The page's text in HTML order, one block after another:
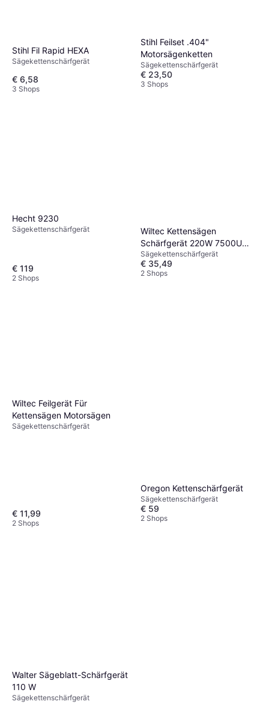
Stihl Fil Rapid HEXA
Sägekettenschärfgerät
€ 6,58
3 Shops
Stihl Feilset .404"
Motorsägenketten
Sägekettenschärfgerät
€ 23,50
3 Shops
Hecht 9230
Sägekettenschärfgerät
€ 119
2 Shops
Wiltec Kettensägen
Schärfgerät 220W 7500U
min
Sägekettenschärfgerät
€ 35,49
2 Shops
Wiltec Feilgerät Für
Kettensägen Motorsägen
Sägekettenschärfgerät
€ 11,99
2 Shops
Oregon Kettenschärfgerät
Sägekettenschärfgerät
€ 59
2 Shops
Walter Sägeblatt-Schärfgerät
110 W
Sägekettenschärfgerät